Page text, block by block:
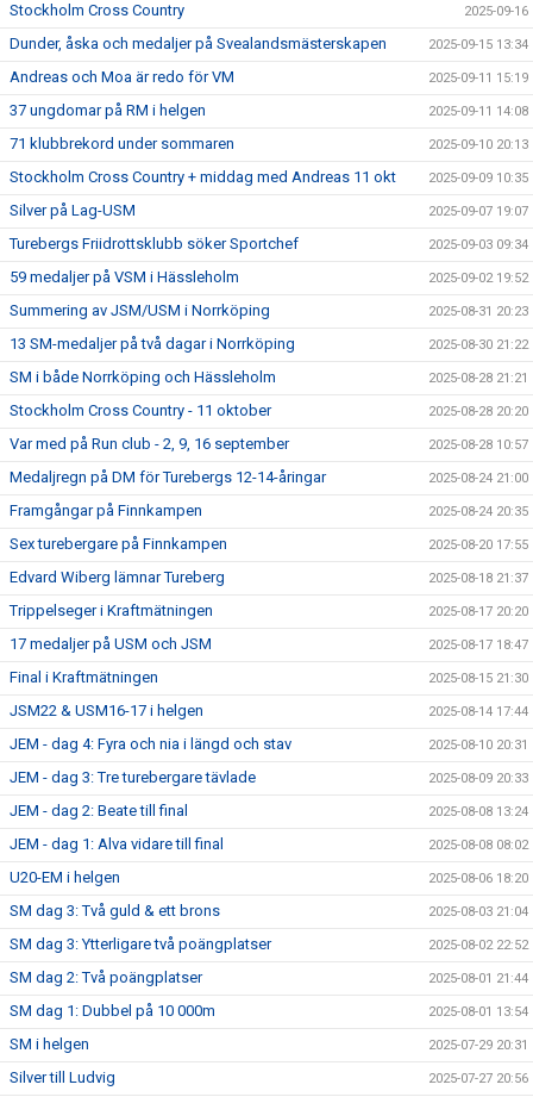
Stockholm Cross Country 2025-09-16
Dunder, åska och medaljer på Svealandsmästerskapen 2025-09-15 13:34
Andreas och Moa är redo för VM 2025-09-11 15:19
37 ungdomar på RM i helgen 2025-09-11 14:08
71 klubbrekord under sommaren 2025-09-10 20:13
Stockholm Cross Country + middag med Andreas 11 okt 2025-09-09 10:35
Silver på Lag-USM 2025-09-07 19:07
Turebergs Friidrottsklubb söker Sportchef 2025-09-03 09:34
59 medaljer på VSM i Hässleholm 2025-09-02 19:52
Summering av JSM/USM i Norrköping 2025-08-31 20:23
13 SM-medaljer på två dagar i Norrköping 2025-08-30 21:22
SM i både Norrköping och Hässleholm 2025-08-28 21:21
Stockholm Cross Country - 11 oktober 2025-08-28 20:20
Var med på Run club - 2, 9, 16 september 2025-08-28 10:57
Medaljregn på DM för Turebergs 12-14-åringar 2025-08-24 21:00
Framgångar på Finnkampen 2025-08-24 20:35
Sex turebergare på Finnkampen 2025-08-20 17:55
Edvard Wiberg lämnar Tureberg 2025-08-18 21:37
Trippelseger i Kraftmätningen 2025-08-17 20:20
17 medaljer på USM och JSM 2025-08-17 18:47
Final i Kraftmätningen 2025-08-15 21:30
JSM22 & USM16-17 i helgen 2025-08-14 17:44
JEM - dag 4: Fyra och nia i längd och stav 2025-08-10 20:31
JEM - dag 3: Tre turebergare tävlade 2025-08-09 20:33
JEM - dag 2: Beate till final 2025-08-08 13:24
JEM - dag 1: Alva vidare till final 2025-08-08 08:02
U20-EM i helgen 2025-08-06 18:20
SM dag 3: Två guld & ett brons 2025-08-03 21:04
SM dag 3: Ytterligare två poängplatser 2025-08-02 22:52
SM dag 2: Två poängplatser 2025-08-01 21:44
SM dag 1: Dubbel på 10 000m 2025-08-01 13:54
SM i helgen 2025-07-29 20:31
Silver till Ludvig 2025-07-27 20:56